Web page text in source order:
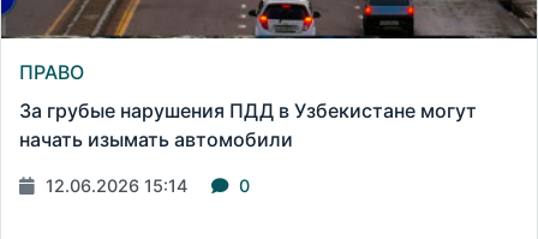
ПРАВО
За грубые нарушения ПДД в Узбекистане могут
начать изымать автомобили
12.06.2026 15:14 0